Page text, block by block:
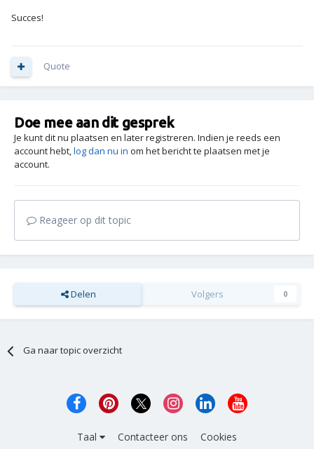
Succes!
Quote
Doe mee aan dit gesprek
Je kunt dit nu plaatsen en later registreren. Indien je reeds een
account hebt,log dan nu in om het bericht te plaatsen met je
account.
Reageer op dit topic
Delen Volgers 0
Ga naar topic overzicht
Taal Contacteer ons Cookies